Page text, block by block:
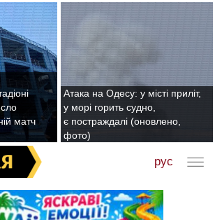
матч
Атака на Одесу: у місті приліт,
у морі горить судно,
є постраждалі (оновлено,
фото)
рус